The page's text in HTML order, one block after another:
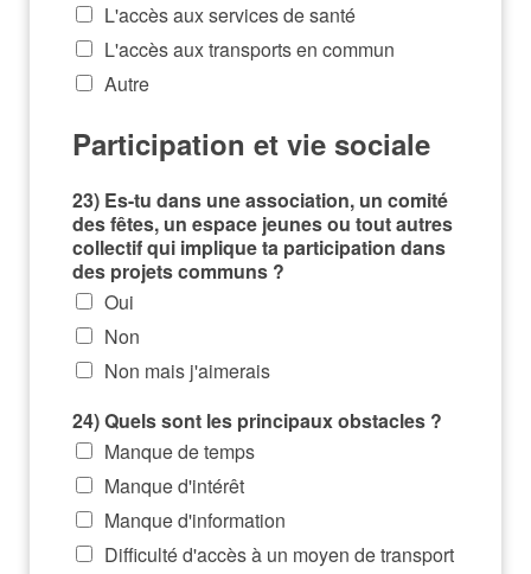
L'accès aux services de santé
L'accès aux transports en commun
Autre
Participation et vie sociale
23) Es-tu dans une association, un comité
des fêtes, un espace jeunes ou tout autres
collectif qui implique ta participation dans
des projets communs ?
Oui
Non
Non mais j'aimerais
24) Quels sont les principaux obstacles ?
Manque de temps
Manque d'intérêt
Manque d'information
Difficulté d'accès à un moyen de transport